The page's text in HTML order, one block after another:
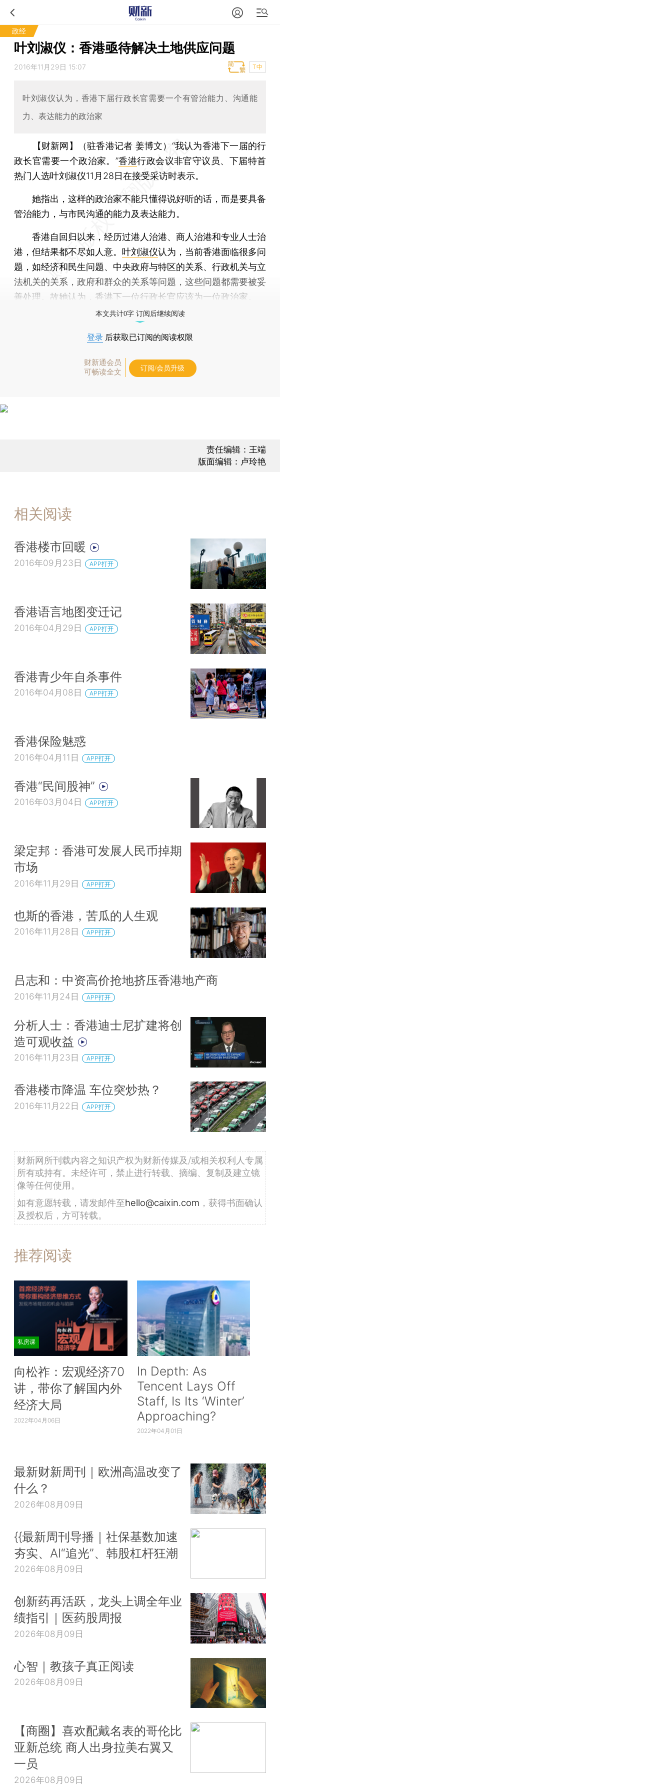
政经
叶刘淑仪：香港亟待解决土地供应问题
2016年11月29日 15:07 T中
叶刘淑仪认为，香港下届行政长官需要一个有管治能力、沟通能
力、表达能力的政治家
【财新网】（驻香港记者 姜博文） “我认为香港下一届的行
政长官需要一个政治家。”香港行政会议非官守议员、下届特首
热门人选叶刘淑仪11月28日在接受采访时表示。
她指出，这样的政治家不能只懂得说好听的话，而是要具备
管治能力，与市民沟通的能力及表达能力。
香港自回归以来，经历过港人治港、商人治港和专业人士治
港，但结果都不尽如人意。 叶刘淑仪认为，当前香港面临很多问
题，如经济和民生问题、中央政府与特区的关系、行政机关与立
法机关的关系，政府和群众的关系等问题，这些问题都需要被妥
善处理。故她认为，香港下一位行政长官应该为一位政治家。
本文共计0字 订阅后继续阅读
登录 后获取已订阅的阅读权限
财新通会员
可畅读全文
订阅/会员升级
责任编辑：王端
版面编辑：卢玲艳
相关阅读
香港楼市回暖
2016年09月23日 APP打开
香港语言地图变迁记
2016年04月29日 APP打开
香港青少年自杀事件
2016年04月08日 APP打开
香港保险魅惑
2016年04月11日 APP打开
香港“民间股神”
2016年03月04日 APP打开
梁定邦：香港可发展人民币掉期
市场
2016年11月29日 APP打开
也斯的香港，苦瓜的人生观
2016年11月28日 APP打开
吕志和：中资高价抢地挤压香港地产商
2016年11月24日 APP打开
分析人士：香港迪士尼扩建将创
造可观收益
2016年11月23日 APP打开
香港楼市降温 车位突炒热？
2016年11月22日 APP打开
财新网所刊载内容之知识产权为财新传媒及/或相关权利人专属
所有或持有。未经许可，禁止进行转载、摘编、复制及建立镜
像等任何使用。
如有意愿转载，请发邮件至hello@caixin.com ，获得书面确认
及授权后，方可转载。
推荐阅读
私房课
向松祚：宏观经济70
讲，带你了解国内外
经济大局
2022年04月06日
In Depth: As
Tencent Lays Off
Staff, Is Its ‘Winter’
Approaching?
2022年04月01日
最新财新周刊｜欧洲高温改变了
什么？
2026年08月09日
{{最新周刊导播｜社保基数加速
夯实、AI“追光”、韩股杠杆狂潮
2026年08月09日
创新药再活跃，龙头上调全年业
绩指引｜医药股周报
2026年08月09日
心智｜教孩子真正阅读
2026年08月09日
【商圈】喜欢配戴名表的哥伦比
亚新总统 商人出身拉美右翼又
一员
2026年08月09日